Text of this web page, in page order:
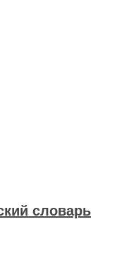
словарь